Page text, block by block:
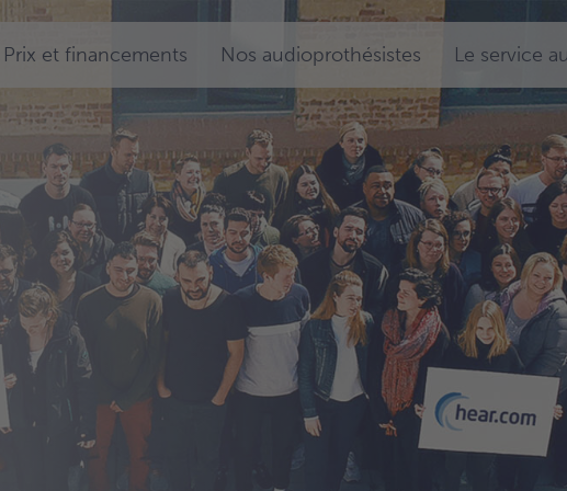
Prix et financements Nos audioprothésistes Le service